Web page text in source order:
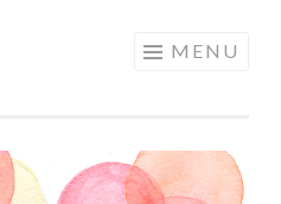
MENU